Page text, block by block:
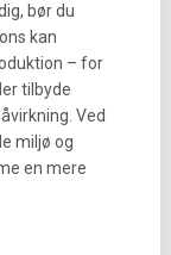
bør du
kan
– for
tilbyde
Ved
miljø og
en mere